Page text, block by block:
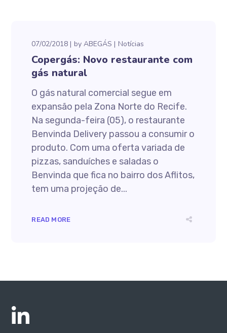
07/02/2018 byABEGÁS Notícias
Copergás: Novo restaurante com
gás natural
O gás natural comercial segue em
expansão pela Zona Norte do Recife.
Na segunda-feira (05), o restaurante
Benvinda Delivery passou a consumir o
produto. Com uma oferta variada de
pizzas, sanduíches e saladas o
Benvinda que fica no bairro dos Aflitos,
tem uma projeção de...
READ MORE